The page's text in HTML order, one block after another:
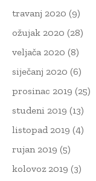
travanj 2020 (9)
ožujak 2020 (28)
veljača 2020 (8)
siječanj 2020 (6)
prosinac 2019 (25)
studeni 2019 (13)
listopad 2019 (4)
rujan 2019 (5)
kolovoz 2019 (3)